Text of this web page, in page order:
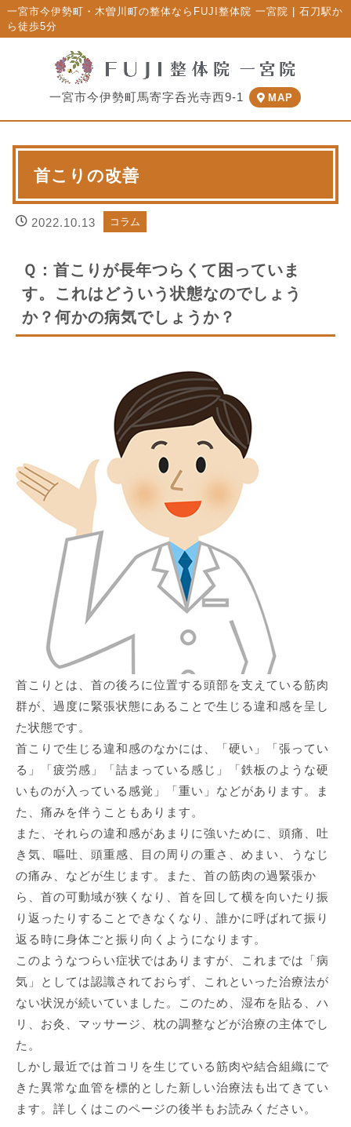
一宮市今伊勢町・木曽川町の整体ならFUJI整体院 一宮院 | 石刀駅か
ら徒歩5分
一宮市今伊勢町馬寄字呑光寺西9-1 MAP
首こりの改善
2022.10.13 コラム
Ｑ：首こりが長年つらくて困っていま
す。これはどういう状態なのでしょう
か？何かの病気でしょうか？
首こりとは、首の後ろに位置する頭部を支えている筋肉
群が、過度に緊張状態にあることで生じる違和感を呈し
た状態です。
首こりで生じる違和感のなかには、「硬い」「張ってい
る」「疲労感」「詰まっている感じ」「鉄板のような硬
いものが入っている感覚」「重い」などがあります。ま
た、痛みを伴うこともあります。
また、それらの違和感があまりに強いために、頭痛、吐
き気、嘔吐、頭重感、目の周りの重さ、めまい、うなじ
の痛み、などが生じます。また、首の筋肉の過緊張か
ら、首の可動域が狭くなり、首を回して横を向いたり振
り返ったりすることできなくなり、誰かに呼ばれて振り
返る時に身体ごと振り向くようになります。
このようなつらい症状ではありますが、これまでは「病
気」としては認識されておらず、これといった治療法が
ない状況が続いていました。このため、湿布を貼る、ハ
リ、お灸、マッサージ、枕の調整などが治療の主体でし
た。
しかし最近では首コリを生じている筋肉や結合組織にで
きた異常な血管を標的とした新しい治療法も出てきてい
ます。詳しくはこのページの後半もお読みください。